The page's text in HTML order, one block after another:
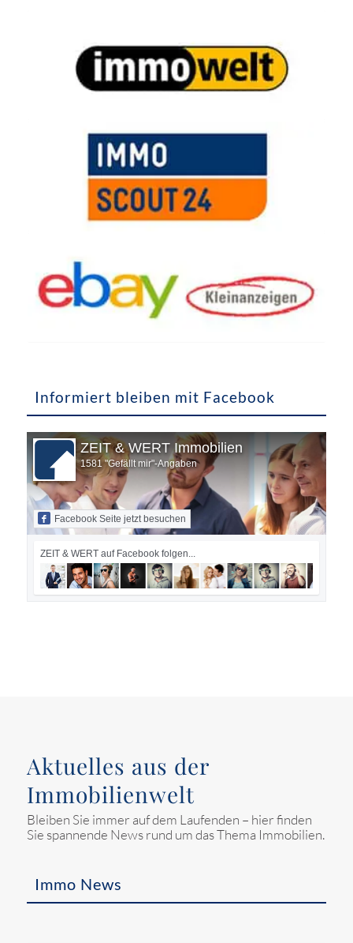
Informiert bleiben mit Facebook
ZEIT & WERT Immobilien
1581 "Gefällt mir"-Angaben
Facebook Seite jetzt besuchen
ZEIT & WERT auf Facebook folgen...
Aktuelles aus der
Immobilienwelt
Bleiben Sie immer auf dem Laufenden – hier finden
Sie spannende News rund um das Thema Immobilien.
Immo News